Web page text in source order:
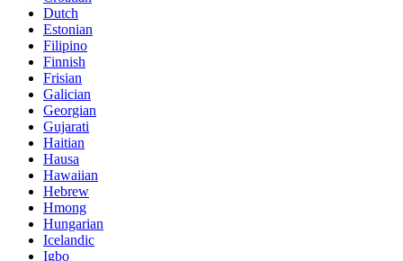
Dutch
Estonian
Filipino
Finnish
Frisian
Galician
Georgian
Gujarati
Haitian
Hausa
Hawaiian
Hebrew
Hmong
Hungarian
Icelandic
Igbo